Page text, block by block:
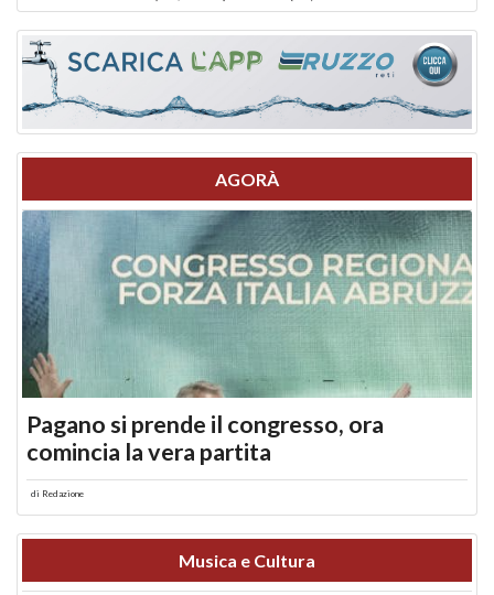
AGORÀ
Pagano si prende il congresso, ora
comincia la vera partita
di Redazione
Musica e Cultura